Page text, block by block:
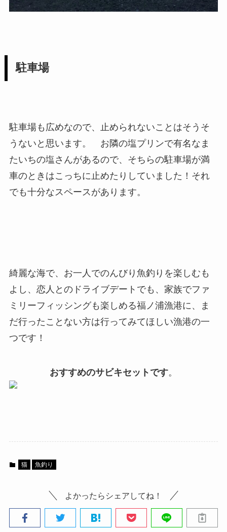
駐車場
駐車場も広めなので、止められないことはそうそ
うないと思います。 お隣の塩プリンで有名な ま
たいちの塩 さんがあるので、そちらの駐車場が満
車のときはこっちに止めたりしていました！それ
でも十分なスペースがあります。
綺麗な海で、お一人でのんびり魚釣りを楽しむも
よし、恋人とのドライブデートでも、家族でファ
ミリーフィッシングも楽しめる福ノ浦漁港に、ま
だ行ったことない方は行ってみてほしい漁港の一
つです！
おすすめのサビキセットです。
猫 魚釣り
よかったらシェアしてね！